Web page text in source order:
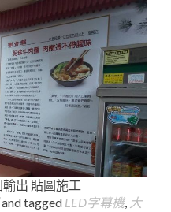
出 貼圖施工
and tagged LED字幕機, 大